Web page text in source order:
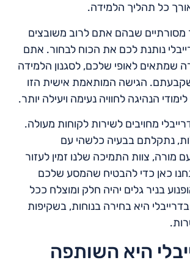
כל תהליך הלמידה.
מסורתיים שבהם אתם לרוב משובצים
נותנת לכם את הכוח לבחור. אתם
שמתאים לאופי שלכם, לסגנון הלמידה
הגישה המותאמת אישית הזו
הנהיגה לחוויה נעימה ויעילה יותר.
מחויבים לשירות לקוחות מעולה.
נתקלתם בבעיה כלשהי עם
מורה, צוות התמיכה שלנו זמין לעזור
כאן כדי להבטיח שהמסע שלכם
בניר גלים יהיה חלק ומוצלח ככל
היא בחירה בנוחות, בשקיפות
היא השותפה